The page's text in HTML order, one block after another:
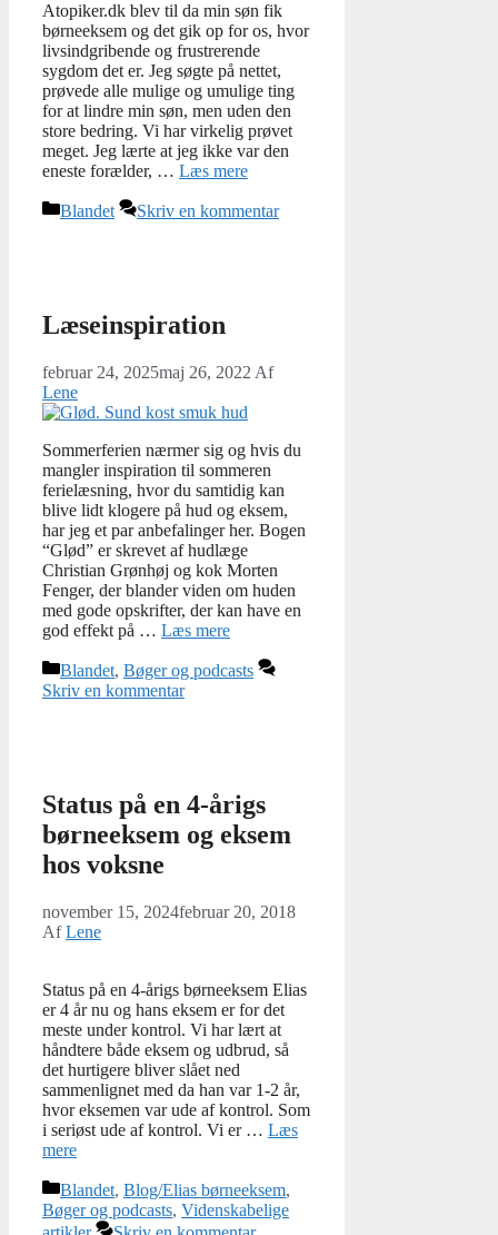
Atopiker.dk blev til da min søn fik
børneeksem og det gik op for os, hvor
livsindgribende og frustrerende
sygdom det er. Jeg søgte på nettet,
prøvede alle mulige og umulige ting
for at lindre min søn, men uden den
store bedring. Vi har virkelig prøvet
meget. Jeg lærte at jeg ikke var den
eneste forælder, … Læs mere
Kategorier
Blandet Skriv en kommentar
Læseinspiration
februar 24, 2025maj 26, 2022 Af
Lene
Sommerferien nærmer sig og hvis du
mangler inspiration til sommeren
ferielæsning, hvor du samtidig kan
blive lidt klogere på hud og eksem,
har jeg et par anbefalinger her. Bogen
“Glød” er skrevet af hudlæge
Christian Grønhøj og kok Morten
Fenger, der blander viden om huden
med gode opskrifter, der kan have en
god effekt på … Læs mere
Kategorier
Blandet, Bøger og podcasts
Skriv en kommentar
Status på en 4-årigs
børneeksem og eksem
hos voksne
november 15, 2024februar 20, 2018
AfLene
Status på en 4-årigs børneeksem Elias
er 4 år nu og hans eksem er for det
meste under kontrol. Vi har lært at
håndtere både eksem og udbrud, så
det hurtigere bliver slået ned
sammenlignet med da han var 1-2 år,
hvor eksemen var ude af kontrol. Som
i seriøst ude af kontrol. Vi er … Læs
mere
Kategorier
Blandet, Blog/Elias børneeksem,
Bøger og podcasts, Videnskabelige